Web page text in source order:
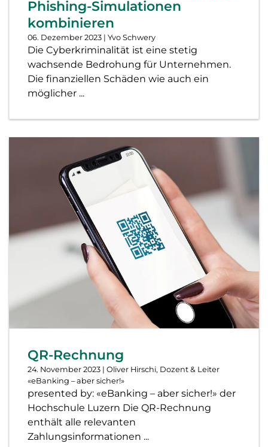
Phishing-Simulationen
kombinieren
06. Dezember 2023 | Yvo Schwery
Die Cyberkriminalität ist eine stetig
wachsende Bedrohung für Unternehmen.
Die finanziellen Schäden wie auch ein
möglicher ...
QR-Rechnung
24. November 2023 | Oliver Hirschi, Dozent & Leiter
«eBanking – aber sicher!»
presented by: «eBanking – aber sicher!» der
Hochschule Luzern Die QR-Rechnung
enthält alle relevanten
Zahlungsinformationen ...